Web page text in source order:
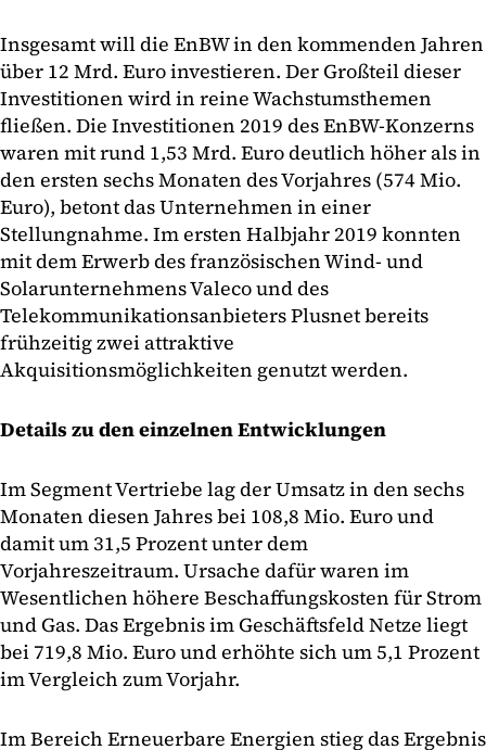
Insgesamt will die EnBW in den kommenden Jahren
über 12 Mrd. Euro investieren. Der Großteil dieser
Investitionen wird in reine Wachstumsthemen
fließen. Die Investitionen 2019 des EnBW-Konzerns
waren mit rund 1,53 Mrd. Euro deutlich höher als in
den ersten sechs Monaten des Vorjahres (574 Mio.
Euro), betont das Unternehmen in einer
Stellungnahme. Im ersten Halbjahr 2019 konnten
mit dem Erwerb des französischen Wind- und
Solarunternehmens Valeco und des
Telekommunikationsanbieters Plusnet bereits
frühzeitig zwei attraktive
Akquisitionsmöglichkeiten genutzt werden.
Details zu den einzelnen Entwicklungen
Im Segment Vertriebe lag der Umsatz in den sechs
Monaten diesen Jahres bei 108,8 Mio. Euro und
damit um 31,5 Prozent unter dem
Vorjahreszeitraum. Ursache dafür waren im
Wesentlichen höhere Beschaffungskosten für Strom
und Gas. Das Ergebnis im Geschäftsfeld Netze liegt
bei 719,8 Mio. Euro und erhöhte sich um 5,1 Prozent
im Vergleich zum Vorjahr.
Im Bereich Erneuerbare Energien stieg das Ergebnis